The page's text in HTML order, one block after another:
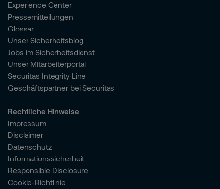
Experience Center
Pressemitteilungen
Glossar
Unser Sicherheitsblog
Jobs im Sicherheitsdienst
Unser Mitarbeiterportal
Securitas Integrity Line
Geschäftspartner bei Securitas
Rechtliche Hinweise
Impressum
Disclaimer
Datenschutz
Informationssicherheit
Responsible Disclosure
Cookie-Richtlinie